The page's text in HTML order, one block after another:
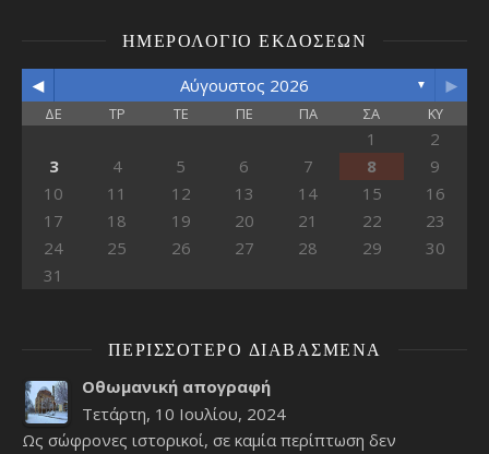
ΗΜΕΡΟΛΌΓΙΟ ΕΚΔΌΣΕΩΝ
◄ Αύγουστος 2026 ▼ ►
ΔΕ ΤΡ ΤΕ ΠΕ ΠΑ ΣΑ ΚΥ
1
2
3
4 5 6 7 8
9
10
11 12 13 14 15
16
17
18 19 20 21 22
23
24
25 26 27 28 29
30
31
ΠΕΡΙΣΣΌΤΕΡΟ ΔΙΑΒΑΣΜΈΝΑ
Οθωμανική απογραφή
Τετάρτη, 10 Ιουλίου, 2024
Ως σώφρονες ιστορικοί, σε καμία περίπτωση δεν